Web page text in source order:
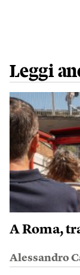
Leggi
A Roma,
Alessandro